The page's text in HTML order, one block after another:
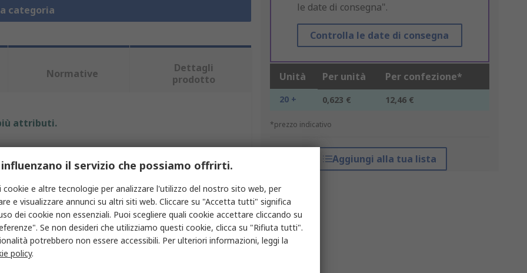
categoria
le date di consegna".
Controlla le date di consegna
Unità Per unità Per confezione*
20 + 0,623 € 12,46 €
*prezzo indicativo
Aggiungi alla tua lista
Normative
Dettagli
prodotto
attributi.
Tappo interruttore tattile
Serie 5G
il servizio che possiamo offrirti.
cookie e altre tecnologie per analizzare l'utilizzo del nostro sito web, per
e visualizzare annunci su altri siti web. Cliccare su "Accetta tutti" significa
dei cookie non essenziali. Puoi scegliere quali cookie accettare cliccando su
Se non desideri che utilizziamo questi cookie, clicca su "Rifiuta tutti".
potrebbero non essere accessibili. Per ulteriori informazioni, leggi la
policy.